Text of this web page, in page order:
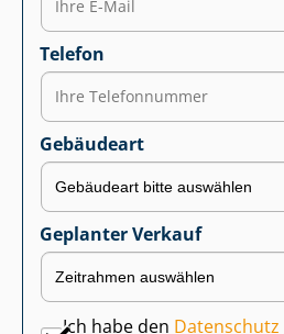
Telefon
Gebäudeart
Geplanter Verkauf
Ich habe den Datenschutz